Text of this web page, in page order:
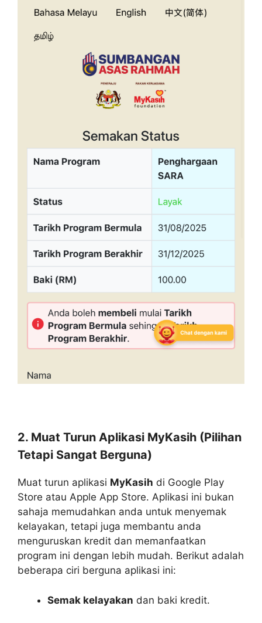
2. Muat Turun Aplikasi MyKasih (Pilihan
Tetapi Sangat Berguna)
Muat turun aplikasi MyKasih di Google Play
Store atau Apple App Store. Aplikasi ini bukan
sahaja memudahkan anda untuk menyemak
kelayakan, tetapi juga membantu anda
menguruskan kredit dan memanfaatkan
program ini dengan lebih mudah. Berikut adalah
beberapa ciri berguna aplikasi ini:
Semak kelayakan dan baki kredit.